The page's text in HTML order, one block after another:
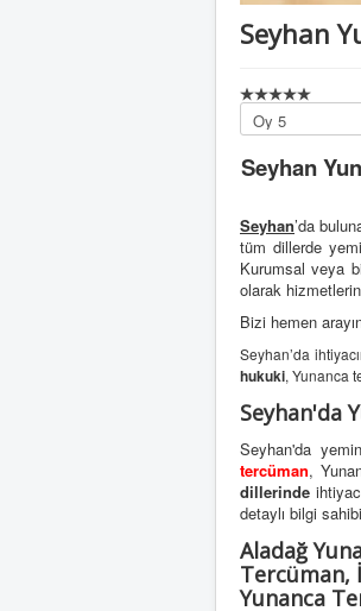
Seyhan
Lütfen
oylayın
Seyhan
Seyhan’da
tüm dillerde
Kurumsal veya
olarak
Bizi hemen
Seyhan’da
hukuki, Yunanca
Seyhan'da
Seyhan'da
tercüman,
dillerinde
detaylı bilgi
Aladağ
Tercüman,
Yunanca